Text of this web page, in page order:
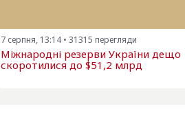
7 серпня, 13:14 • 31315 перегляди
Міжнародні резерви України дещо
скоротилися до $51,2 млрд